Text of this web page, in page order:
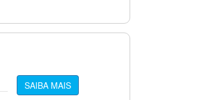
SAIBA MAIS